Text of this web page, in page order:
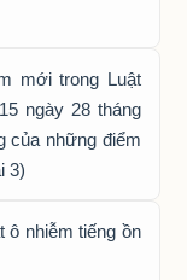
mới trong Luật
ngày 28 tháng
của những điểm
3)
ô nhiễm tiếng ồn